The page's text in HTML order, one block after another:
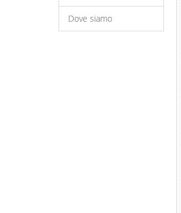
Dove siamo